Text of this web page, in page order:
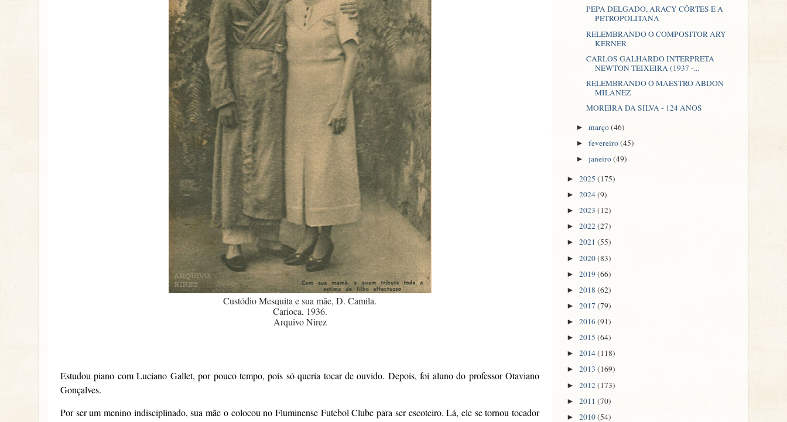
Custódio Mesquita e sua mãe, D. Camila.
Carioca, 1936.
Arquivo Nirez
Estudou piano com Luciano Gallet, por pouco tempo, pois só queria tocar de ouvido. Depois, foi aluno do professor Otaviano
Gonçalves.
Por ser um menino indisciplinado, sua mãe o colocou no Fluminense Futebol Clube para ser escoteiro. Lá, ele se tornou tocador
PEPA DELGADO, ARACY CÔRTES E A
PETROPOLITANA
RELEMBRANDO O COMPOSITOR ARY
KERNER
CARLOS GALHARDO INTERPRETA
NEWTON TEIXEIRA (1937 -...
RELEMBRANDO O MAESTRO ABDON
MILANEZ
MOREIRA DA SILVA - 124 ANOS
►março(46)
►fevereiro(45)
►janeiro(49)
► 2025 (175)
► 2024(9)
► 2023 (12)
► 2022(27)
► 2021 (55)
► 2020(83)
► 2019(66)
► 2018 (62)
► 2017 (79)
► 2016(91)
► 2015 (64)
► 2014(118)
► 2013 (169)
► 2012(173)
► 2011 (70)
► 2010(54)